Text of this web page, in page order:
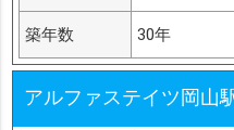
築年数 30年
アルファステイツ岡山